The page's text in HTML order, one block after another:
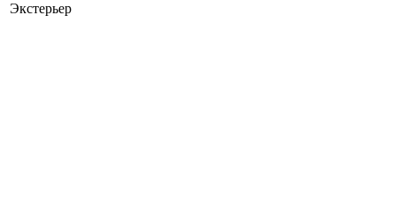
Экстерьер